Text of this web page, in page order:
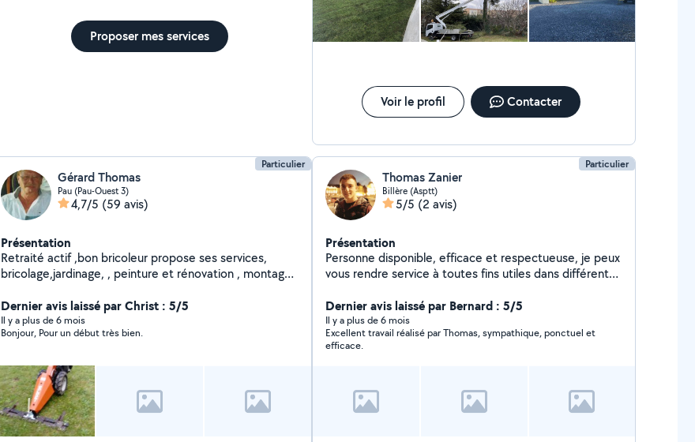
Proposer mes services
Voir le profil Contacter
Particulier
Gérard Thomas
Pau (Pau-Ouest 3)
4,7/5 (59 avis)
Présentation
Retraité actif ,bon bricoleur propose ses services,
bricolage,jardinage, , peinture et rénovation , montage
bois etc...Location d'outils électroportatifs, outils de
jardinage thermiques ainsi qu'un fourgon Expert et une
remorque .
Dernier avis laissé par Christ : 5/5
Il y a plus de 6 mois
Bonjour, Pour un début très bien.
Particulier
Thomas Zanier
Billère (Asptt)
5/5 (2 avis)
Présentation
Personne disponible, efficace et respectueuse, je peux
vous rendre service à toutes fins utiles dans différents
Dernier avis laissé par Bernard : 5/5
Il y a plus de 6 mois
Excellent travail réalisé par Thomas, sympathique, ponctuel et
efficace.